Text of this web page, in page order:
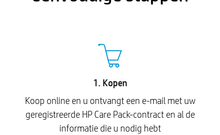
1. Kopen
Koop online en u ontvangt een e-mail met uw
geregistreerde HP Care Pack-contract en al de
informatie die u nodig hebt